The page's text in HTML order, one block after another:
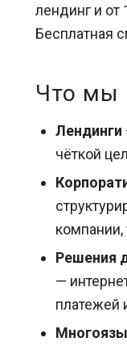
лендинг и от
Бесплатная
Что мы
Лендинги
чёткой
компании,
Решения
—
платежей